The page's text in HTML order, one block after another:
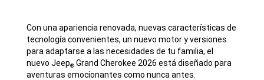
Con una apariencia renovada, nuevas características de
tecnología convenientes, un nuevo motor y versiones
para adaptarse a las necesidades de tu familia, el
nuevo Jeep® Grand Cherokee 2026 está diseñado para
aventuras emocionantes como nunca antes.